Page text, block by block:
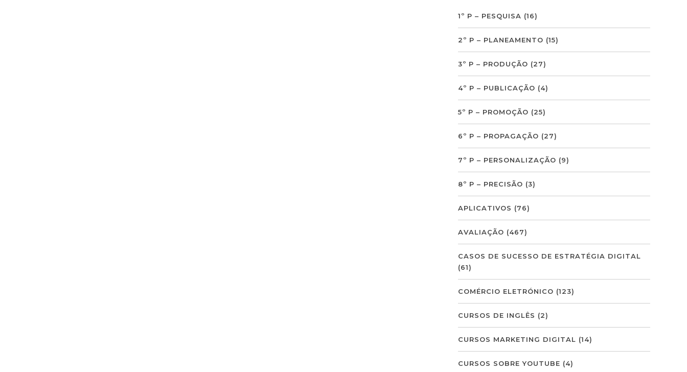
1º P – PESQUISA (16)
2º P – PLANEAMENTO (15)
3º P – PRODUÇÃO (27)
4º P – PUBLICAÇÃO (4)
5º P – PROMOÇÃO (25)
6º P – PROPAGAÇÃO (27)
7º P – PERSONALIZAÇÃO (9)
8º P – PRECISÃO (3)
APLICATIVOS (76)
AVALIAÇÃO (467)
CASOS DE SUCESSO DE ESTRATÉGIA DIGITAL
(61)
COMÉRCIO ELETRÓNICO (123)
CURSOS DE INGLÊS (2)
CURSOS MARKETING DIGITAL (14)
CURSOS SOBRE YOUTUBE (4)